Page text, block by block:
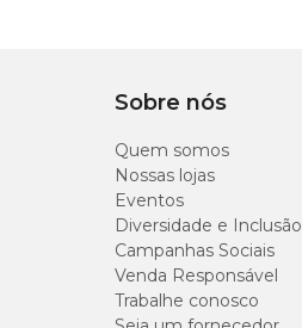
Sobre nós
Quem somos
Nossas lojas
Eventos
Diversidade e Inclusão
Campanhas Sociais
Venda Responsável
Trabalhe conosco